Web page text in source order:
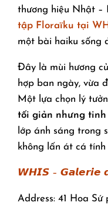
thương hiệu Nhật –
tập Floraïku tại
một bài haiku sống
Đây là mùi hương
hợp ban ngày, vừa
Một lựa chọn lý
tối giản nhưng tinh
lớp ánh sáng trong
không lấn át cá
𝙒𝙃𝙄𝙎 – 𝙂𝙖𝙡𝙚𝙧𝙞𝙚
Address: 41 Hoa Sứ